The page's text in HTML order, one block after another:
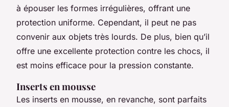
à épouser les formes irrégulières, offrant une
protection uniforme. Cependant, il peut ne pas
convenir aux objets très lourds. De plus, bien qu’il
offre une excellente protection contre les chocs, il
est moins efficace pour la pression constante.
Inserts en mousse
Les inserts en mousse, en revanche, sont parfaits